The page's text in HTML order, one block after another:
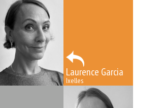
Laurence Garcia
Ixelles